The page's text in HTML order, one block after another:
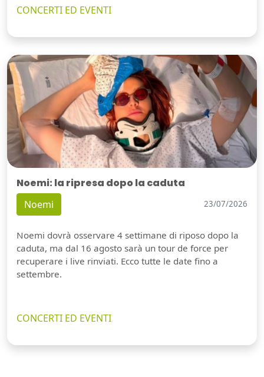
CONCERTI ED EVENTI
Noemi: la ripresa dopo la caduta
Noemi 23/07/2026
Noemi dovrà osservare 4 settimane di riposo dopo la
caduta, ma dal 16 agosto sarà un tour de force per
recuperare i live rinviati. Ecco tutte le date fino a
settembre.
CONCERTI ED EVENTI